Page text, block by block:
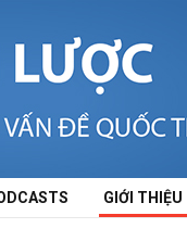
GIỚI THIỆU